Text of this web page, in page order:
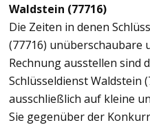
Waldstein (77716)
Die Zeiten in denen
(77716) unüberschaubare
Rechnung ausstellen sind
Schlüsseldienst Waldstein
ausschließlich auf kleine
Sie gegenüber der